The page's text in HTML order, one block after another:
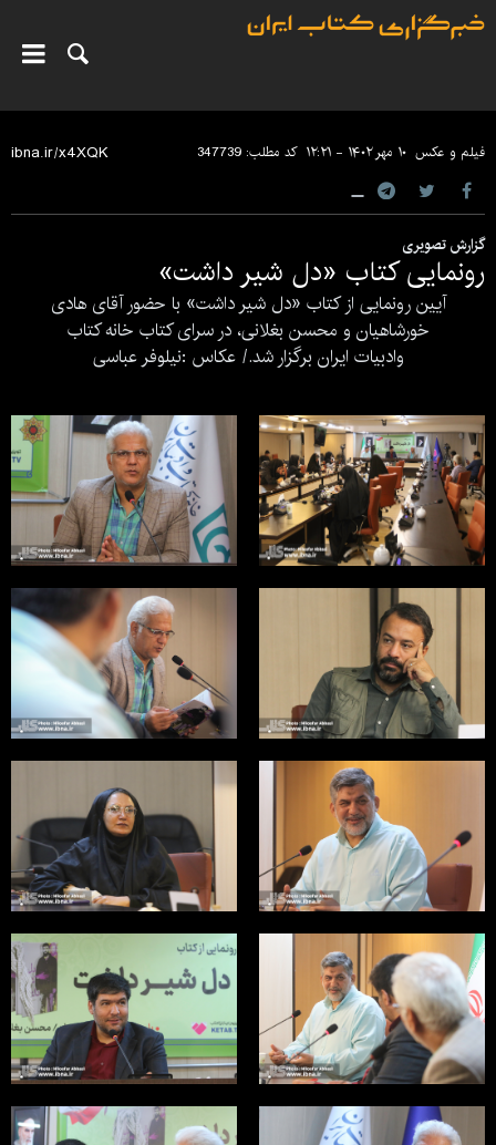
فیلم و عکس ۱۰ مهر ۱۴۰۲ - ۱۲:۲۱ کد مطلب:347739
گزارش تصویری
رونمایی کتاب «دل شیر داشت»
آیین رونمایی از کتاب «دل شیر داشت» با حضور آقای هادی
خورشاهیان و محسن بغلانی، در سرای کتاب خانه کتاب
وادبیات ایران برگزار شد./ عکاس :‌نیلوفر عباسی